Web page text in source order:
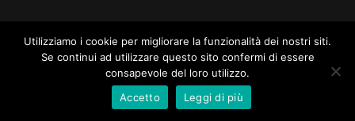
Utilizziamo i cookie per migliorare la funzionalità dei nostri siti.
Se continui ad utilizzare questo sito confermi di essere
consapevole del loro utilizzo.
Accetto
Leggi di più